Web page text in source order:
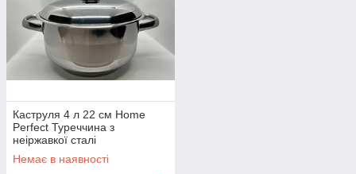
Каструля 4 л 22 см Home
Perfect Туреччина з
неіржавкої сталі
Немає в наявності